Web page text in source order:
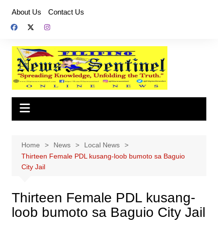
content
About Us Contact Us
Home News
Local News
Thirteen Female PDL kusang-loob bumoto sa Baguio
City Jail
Thirteen Female PDL kusang-
loob bumoto sa Baguio City Jail